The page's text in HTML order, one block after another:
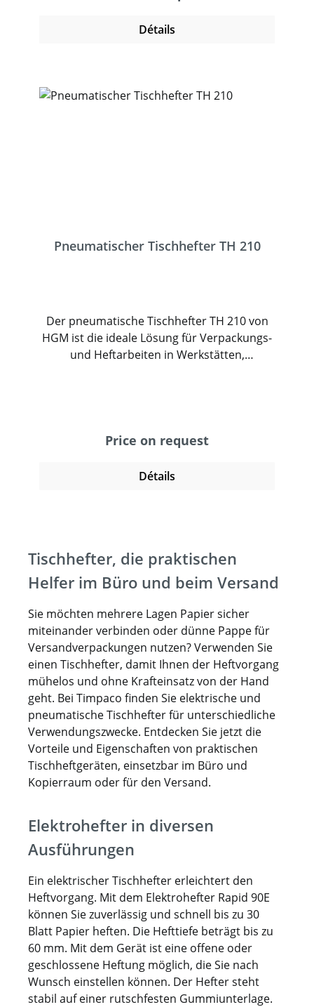
gleichzeitige Anbringen von mehreren
Fixieren an der Arbeitsplatte,
Détails
Pneumatischer Tischhefter TH 210
Der pneumatische Tischhefter TH 210 von
HGM ist die ideale Lösung für Verpackungs-
und Heftarbeiten in Werkstätten,
entwickelt und bietet eine sichere,
entscheidender Vorteil in inklusiven
einstellen lässt. Ob Vollpappe, Kunststoff
oder Blisterverpackungen – der Tischhefter
sorgt für saubere und zuverlässige
Heftungen. Die flexibel einstellbaren
Heftabstände von 45 mm bis 200 mm sowie
eine Einschubtiefe von bis zu 85 mm bieten
maximale Anpassungsfähigkeit für
unterschiedliche
Verpackungsanforderungen. Mit zwei
integrierten Einsatzheftern ausgestattet,
kann das System bei Bedarf auf bis zu fünf
Heftmodule erweitert werden. Gerade in
Behindertenwerkstätten spielt einfache
Handhabung eine große Rolle. Der
Tischhefter TH 210 überzeugt durch intuitive
und optionales Zubehör wie Fußauslöser
oder Zählwerk. Dies ermöglicht
Mitarbeitenden eine sichere, komfortable
und effiziente Arbeitsweise – ohne
komplizierte Umrüstungen oder schwere
körperliche Belastungen. Mit dem TH 210
investieren Sie in eine zuverlässige,
leistungsstarke und barrierearme
Heftlösung, die Arbeitsprozesse in
Werkstätten, Förderbereichen und
Verpackungsabteilungen nachhaltig
Price on request
Détails
Tischhefter, die praktischen
Helfer im Büro und beim Versand
Sie möchten mehrere Lagen Papier sicher
miteinander verbinden oder dünne Pappe für
Versandverpackungen nutzen? Verwenden Sie
einen Tischhefter, damit Ihnen der Heftvorgang
mühelos und ohne Krafteinsatz von der Hand
geht. Bei Timpaco finden Sie elektrische und
pneumatische Tischhefter für unterschiedliche
Verwendungszwecke. Entdecken Sie jetzt die
Vorteile und Eigenschaften von praktischen
Tischheftgeräten, einsetzbar im Büro und
Kopierraum oder für den Versand.
Elektrohefter in diversen
Ausführungen
Ein elektrischer Tischhefter erleichtert den
Heftvorgang. Mit dem Elektrohefter Rapid 90E
können Sie zuverlässig und schnell bis zu 30
Blatt Papier heften. Die Hefttiefe beträgt bis zu
60 mm. Mit dem Gerät ist eine offene oder
geschlossene Heftung möglich, die Sie nach
Wunsch einstellen können. Der Hefter steht
stabil auf einer rutschfesten Gummiunterlage.